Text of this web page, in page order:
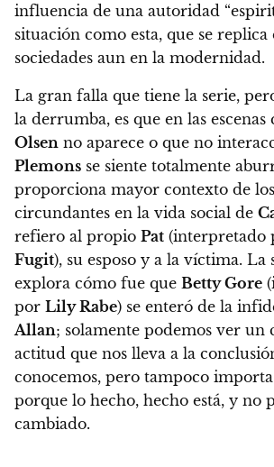
influencia de una autoridad
situación como esta, que se replica
sociedades aun en la modernidad.
La gran falla que tiene la serie,
la derrumba, es que en las escenas
Olsen no aparece o que no
Plemons se siente totalmente
proporciona mayor contexto de
circundantes en la vida social de
refiero al propio Pat (interpretado
Fugit), su esposo y a la víctima. La
explora cómo fue que Betty Gore
por Lily Rabe) se enteró de la
Allan; solamente podemos ver un
actitud que nos lleva a la
conocemos, pero tampoco
porque lo hecho, hecho está, y no
cambiado.